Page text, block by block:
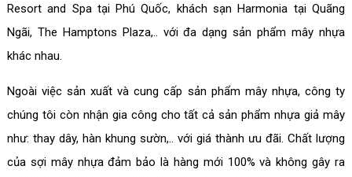
Resort and Spa tại Phú Quốc, khách sạn Harmonia tại Quãng
Ngãi, The Hamptons Plaza,.. với đa dạng sản phẩm mây nhựa
khác nhau.
Ngoài việc sản xuất và cung cấp sản phẩm mây nhựa, công ty
chúng tôi còn nhận gia công cho tất cả sản phẩm nhựa giả mây
như: thay dây, hàn khung sườn,.. với giá thành ưu đãi. Chất lượng
của sợi mây nhựa đảm bảo là hàng mới 100% và không gây ra